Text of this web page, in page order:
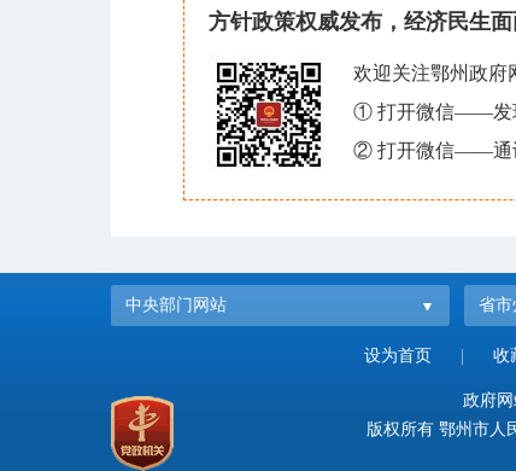
方针政策权威发布，经济民生
欢迎关注鄂州政府
① 打开微信——发
② 打开微信——通
中央部门网站 省市
设为首页 收
政府网
版权所有 鄂州市人